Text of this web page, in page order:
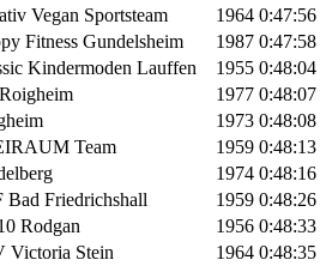
Vegan Sportsteam 1964 0:47:56
Fitness Gundelsheim 1987 0:47:58
Kindermoden Lauffen 1955 0:48:04
1977 0:48:07
1973 0:48:08
Team 1959 0:48:13
1974 0:48:16
Bad Friedrichshall 1959 0:48:26
Rodgan 1956 0:48:33
Victoria Stein 1964 0:48:35